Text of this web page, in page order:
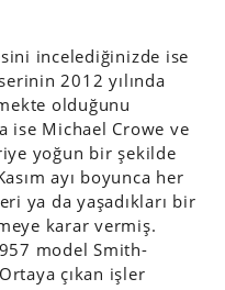
incelediğinizde ise
2012 yılında
olduğunu
ise Michael Crowe ve
yoğun bir şekilde
ayı boyunca her
ya da yaşadıkları bir
karar vermiş.
model Smith-
çıkan işler